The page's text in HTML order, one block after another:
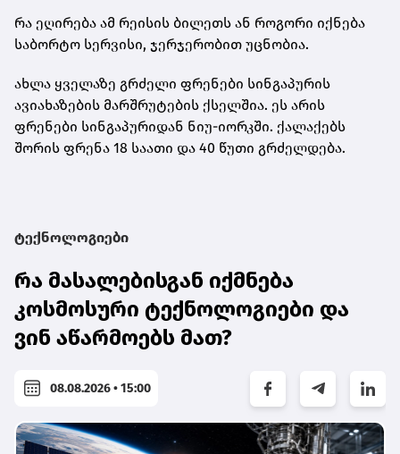
რა ეღირება ამ რეისის ბილეთს ან როგორი იქნება
საბორტო სერვისი, ჯერჯერობით უცნობია.
ახლა ყველაზე გრძელი ფრენები სინგაპურის
ავიახაზების მარშრუტების ქსელშია. ეს არის
ფრენები სინგაპურიდან ნიუ-იორკში. ქალაქებს
შორის ფრენა 18 საათი და 40 წუთი გრძელდება.
ტექნოლოგიები
რა მასალებისგან იქმნება
კოსმოსური ტექნოლოგიები და
ვინ აწარმოებს მათ?
08.08.2026 • 15:00